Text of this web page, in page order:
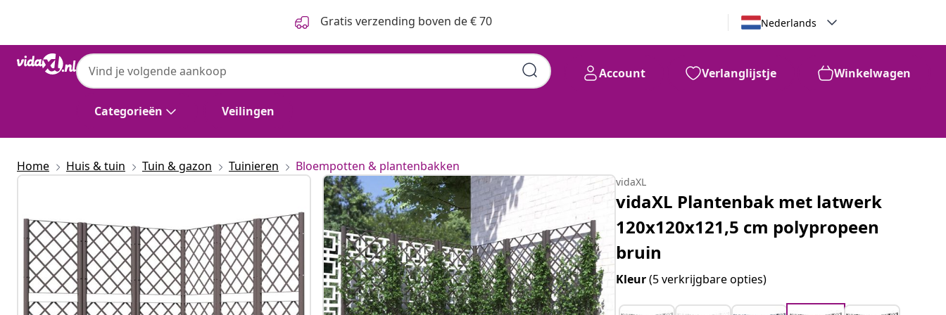
Gratis verzending boven de € 70 Nederlands
Categorieën Veilingen
Account Verlanglijstje Winkelwagen
Home Huis & tuin Tuin & gazon Tuinieren Bloempotten & plantenbakken
vidaXL
vidaXL Plantenbak met latwerk
120x120x121,5 cm polypropeen
bruin
Kleur(5 verkrijgbare opties)